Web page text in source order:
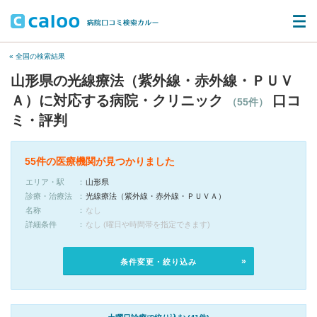
« 全国の検索結果
山形県の光線療法（紫外線・赤外線・ＰＵＶ
Ａ）に対応する病院・クリニック
（55件）
口コ
ミ・評判
55件の医療機関が見つかりました
エリア・駅
山形県
診療・治療法
光線療法（紫外線・赤外線・ＰＵＶＡ）
名称
なし
詳細条件
なし (曜日や時間帯を指定できます)
条件変更・絞り込み